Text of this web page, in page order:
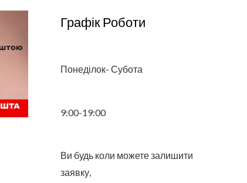
Графік Роботи
Понеділок- Субота
9:00-19:00
Ви будь коли можете залишити
заявку,